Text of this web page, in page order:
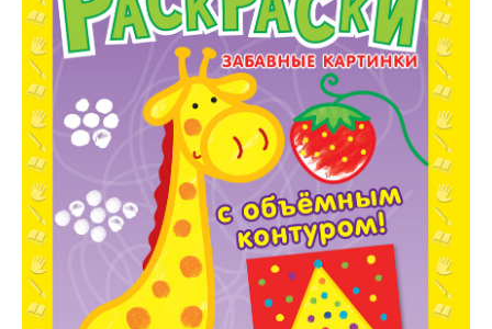
quantity